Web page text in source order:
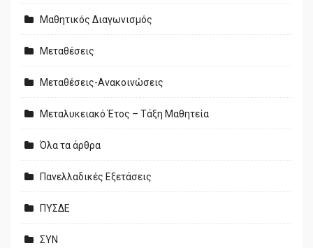
Μαθητικός Διαγωνισμός
Μεταθέσεις
Μεταθέσεις-Ανακοινώσεις
Μεταλυκειακό Έτος – Τάξη Μαθητεία
Όλα τα άρθρα
Πανελλαδικές Εξετάσεις
ΠΥΣΔΕ
ΣΥΝ